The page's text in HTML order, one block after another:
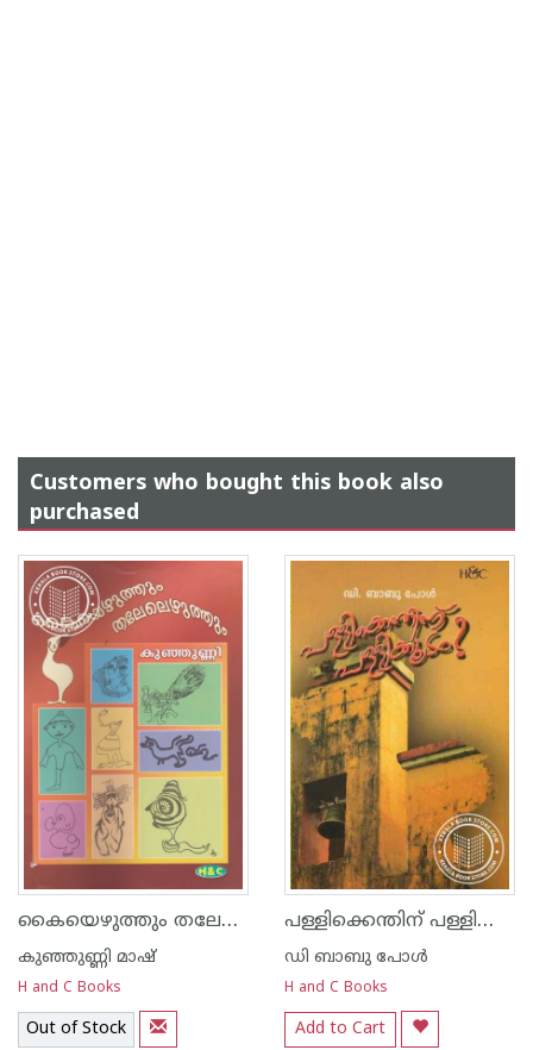
Customers who bought this book also
purchased
കൈയെഴുത്തും തലേലെഴുത്തും
കുഞ്ഞുണ്ണി മാഷ്‌
H and C Books
Out of Stock
പള്ളിക്കെന്തിന്‌ പള്ളിക്കൂടം
ഡി ബാബു പോള്‍
H and C Books
Add to Cart